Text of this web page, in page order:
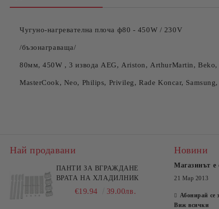
Чугуно-нагревателна плоча ф80 - 450W / 230V
/бъзонаграваща/
80мм, 450W , 3 извода AEG, Ariston, ArthurMartin, Beko,
MasterCook, Neo, Philips, Privileg, Rade Koncar,
Най продавани
ПАНТИ ЗА ВГРАЖДАНЕ
ВРАТА НА ХЛАДИЛНИК
€19.94 39.00лв.
Новини
Магазинът е
21 Мар 2013
Абонирай се
Виж всички